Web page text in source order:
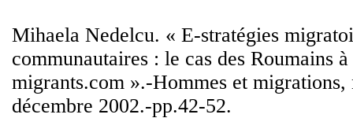
Mihaela Nedelcu. « E-stratégies
communautaires : le cas des Roumains
migrants.com ».-Hommes et migrations,
décembre 2002.-pp.42-52.